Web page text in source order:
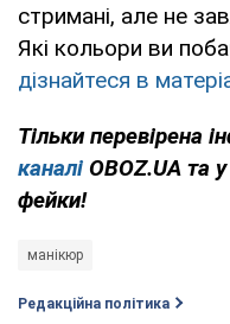
стримані, але не
Які кольори ви
дізнайтеся в
Тільки перевірена
каналі OBOZ.UA та у
фейки!
манікюр
Редакційна політика